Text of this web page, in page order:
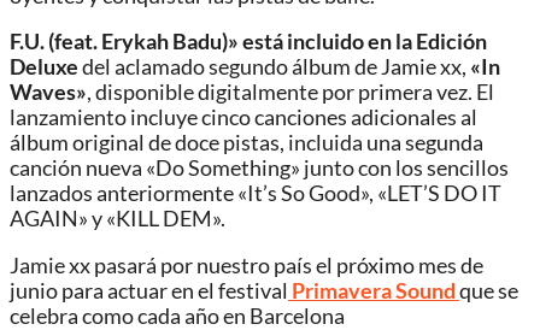
F.U. (feat. Erykah Badu)» está incluido en la Edición
Deluxedel aclamado segundo álbum de Jamie xx, «In
Waves», disponible digitalmente por primera vez. El
lanzamiento incluye cinco canciones adicionales al
álbum original de doce pistas, incluida una segunda
canción nueva «Do Something» junto con los sencillos
lanzados anteriormente «It’s So Good», «LET’S DO IT
AGAIN» y «KILL DEM».
Jamie xx pasará por nuestro país el próximo mes de
junio para actuar en el festival Primavera Soundque se
celebra como cada año en Barcelona